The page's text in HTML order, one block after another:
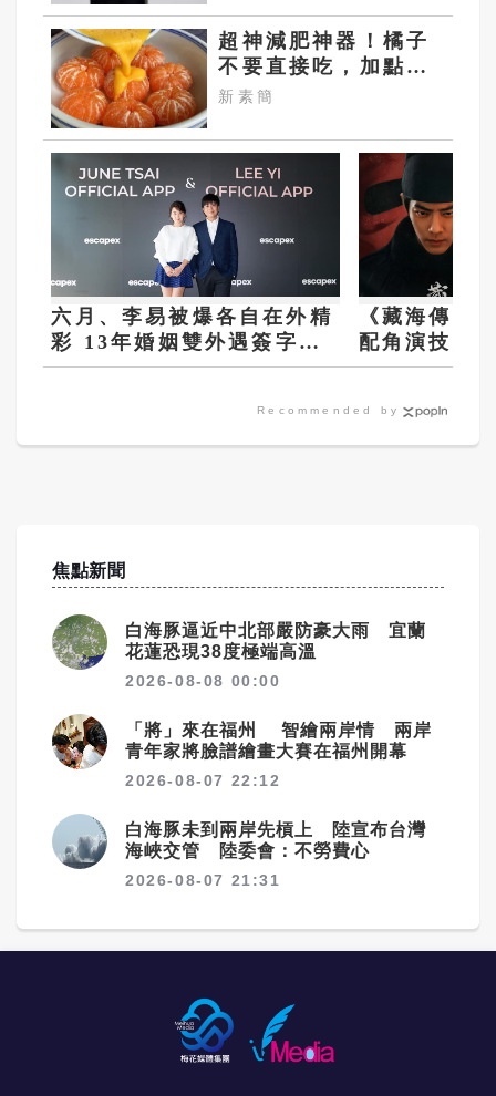
超神減肥神器！橘子
不要直接吃，加點這
個！體重天天下降
新素簡
六月、李易被爆各自在外精
彩 13年婚姻雙外遇簽字離
婚前痛哭
《藏海傳》
配角演技爆
一
Recommended by
焦點新聞
白海豚逼近中北部嚴防豪大雨 宜蘭
花蓮恐現38度極端高溫
2026-08-08 00:00
「將」來在福州 智繪兩岸情 兩岸
青年家將臉譜繪畫大賽在福州開幕
2026-08-07 22:12
白海豚未到兩岸先槓上 陸宣布台灣
海峽交管 陸委會：不勞費心
2026-08-07 21:31